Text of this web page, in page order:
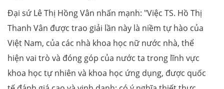
Đại sứ Lê Thị Hồng Vân nhấn mạnh: "Việc TS. Hồ Thị
Thanh Vân được trao giải lần này là niềm tự hào của
Việt Nam, của các nhà khoa học nữ nước nhà, thể
hiện vai trò và đóng góp của nước ta trong lĩnh vực
khoa học tự nhiên và khoa học ứng dụng, được quốc